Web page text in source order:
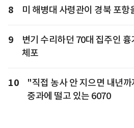
8 미 해병대 사령관이 경북 포항
9
변기 수리하던 70대 집주인
체포
10
"직접 농사 안 지으면 내년
중과에 떨고 있는 6070